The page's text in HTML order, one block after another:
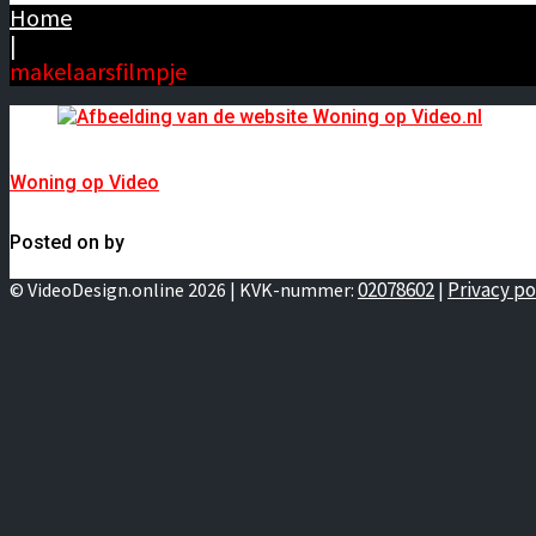
Home
|
makelaarsfilmpje
Woning op Video
Posted on by
© VideoDesign.online 2026 | KVK-nummer: 02078602 | Privacy